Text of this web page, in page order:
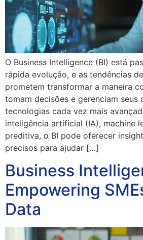
O Business Intelligence (BI) está
rápida evolução, e as tendências
prometem transformar a maneira
tomam decisões e gerenciam seus
tecnologias cada vez mais
inteligência artificial (IA), machine
preditiva, o BI pode oferecer
precisos para ajudar […]
Business
Empowering
Data